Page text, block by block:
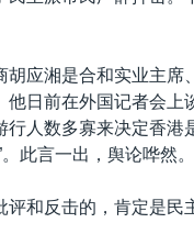
年
胡应湘是合和实业主席
他日前在外国记者会上
行人数多寡来决定香港
此言一出，舆论哗然。
评和反击的，肯定是民